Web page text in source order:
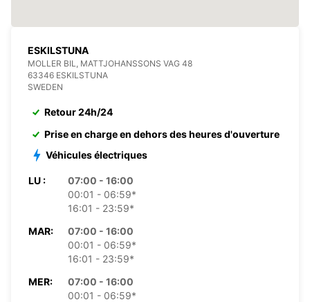
ESKILSTUNA
MOLLER BIL, MATTJOHANSSONS VAG 48
63346 ESKILSTUNA
SWEDEN
Retour 24h/24
Prise en charge en dehors des heures d'ouverture
Véhicules électriques
LU :
07:00 - 16:00
00:01 - 06:59*
16:01 - 23:59*
MAR:
07:00 - 16:00
00:01 - 06:59*
16:01 - 23:59*
MER:
07:00 - 16:00
00:01 - 06:59*